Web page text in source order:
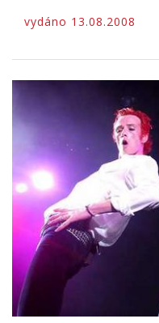
vydáno 13.08.2008